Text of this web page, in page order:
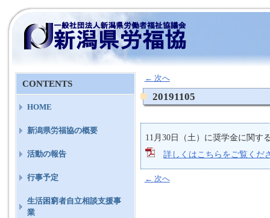
← 次へ
20191105
11月30日（土）に奨学金に関す
詳しくはこちらをご覧くだ
← 次へ
CONTENTS
HOME
新潟県労福協の概要
活動の報告
行事予定
生活困窮者自立相談支援事
業